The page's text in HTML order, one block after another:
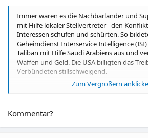
Immer waren es die Nachbarländer und
mit Hilfe lokaler Stellvertreter - den
Interessen schufen und schürten. So
Geheimdienst Interservice Intelligence
Taliban mit Hilfe Saudi Arabiens aus und
Waffen und Geld. Die USA billigten das
Verbündeten stillschweigend.
Ein Grund dafür waren amerikanische
Diktator Nyazow ein Abkommen, um zwei
Öl von Turkmenistan bis zur Küste
Zum Vergrößern
Kommentar?